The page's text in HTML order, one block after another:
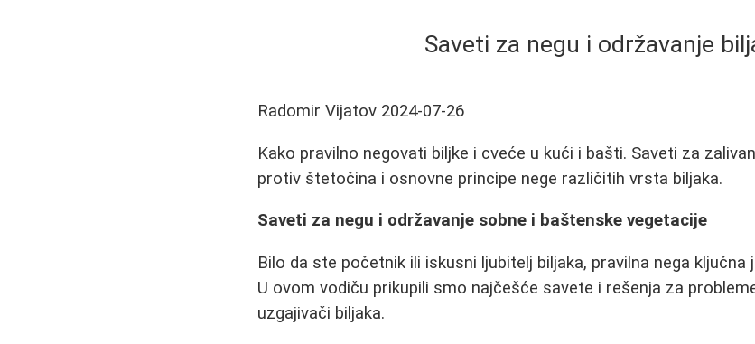
Saveti za negu i održavanje
Radomir Vijatov 2024-07-26
Kako pravilno negovati biljke i cveće u kući i bašti. Saveti za
protiv štetočina i osnovne principe nege različitih vrsta biljaka.
Saveti za negu i održavanje sobne i baštenske vegetacije
Bilo da ste početnik ili iskusni ljubitelj biljaka, pravilna nega ključna
U ovom vodiču prikupili smo najčešće savete i rešenja za
uzgajivači biljaka.